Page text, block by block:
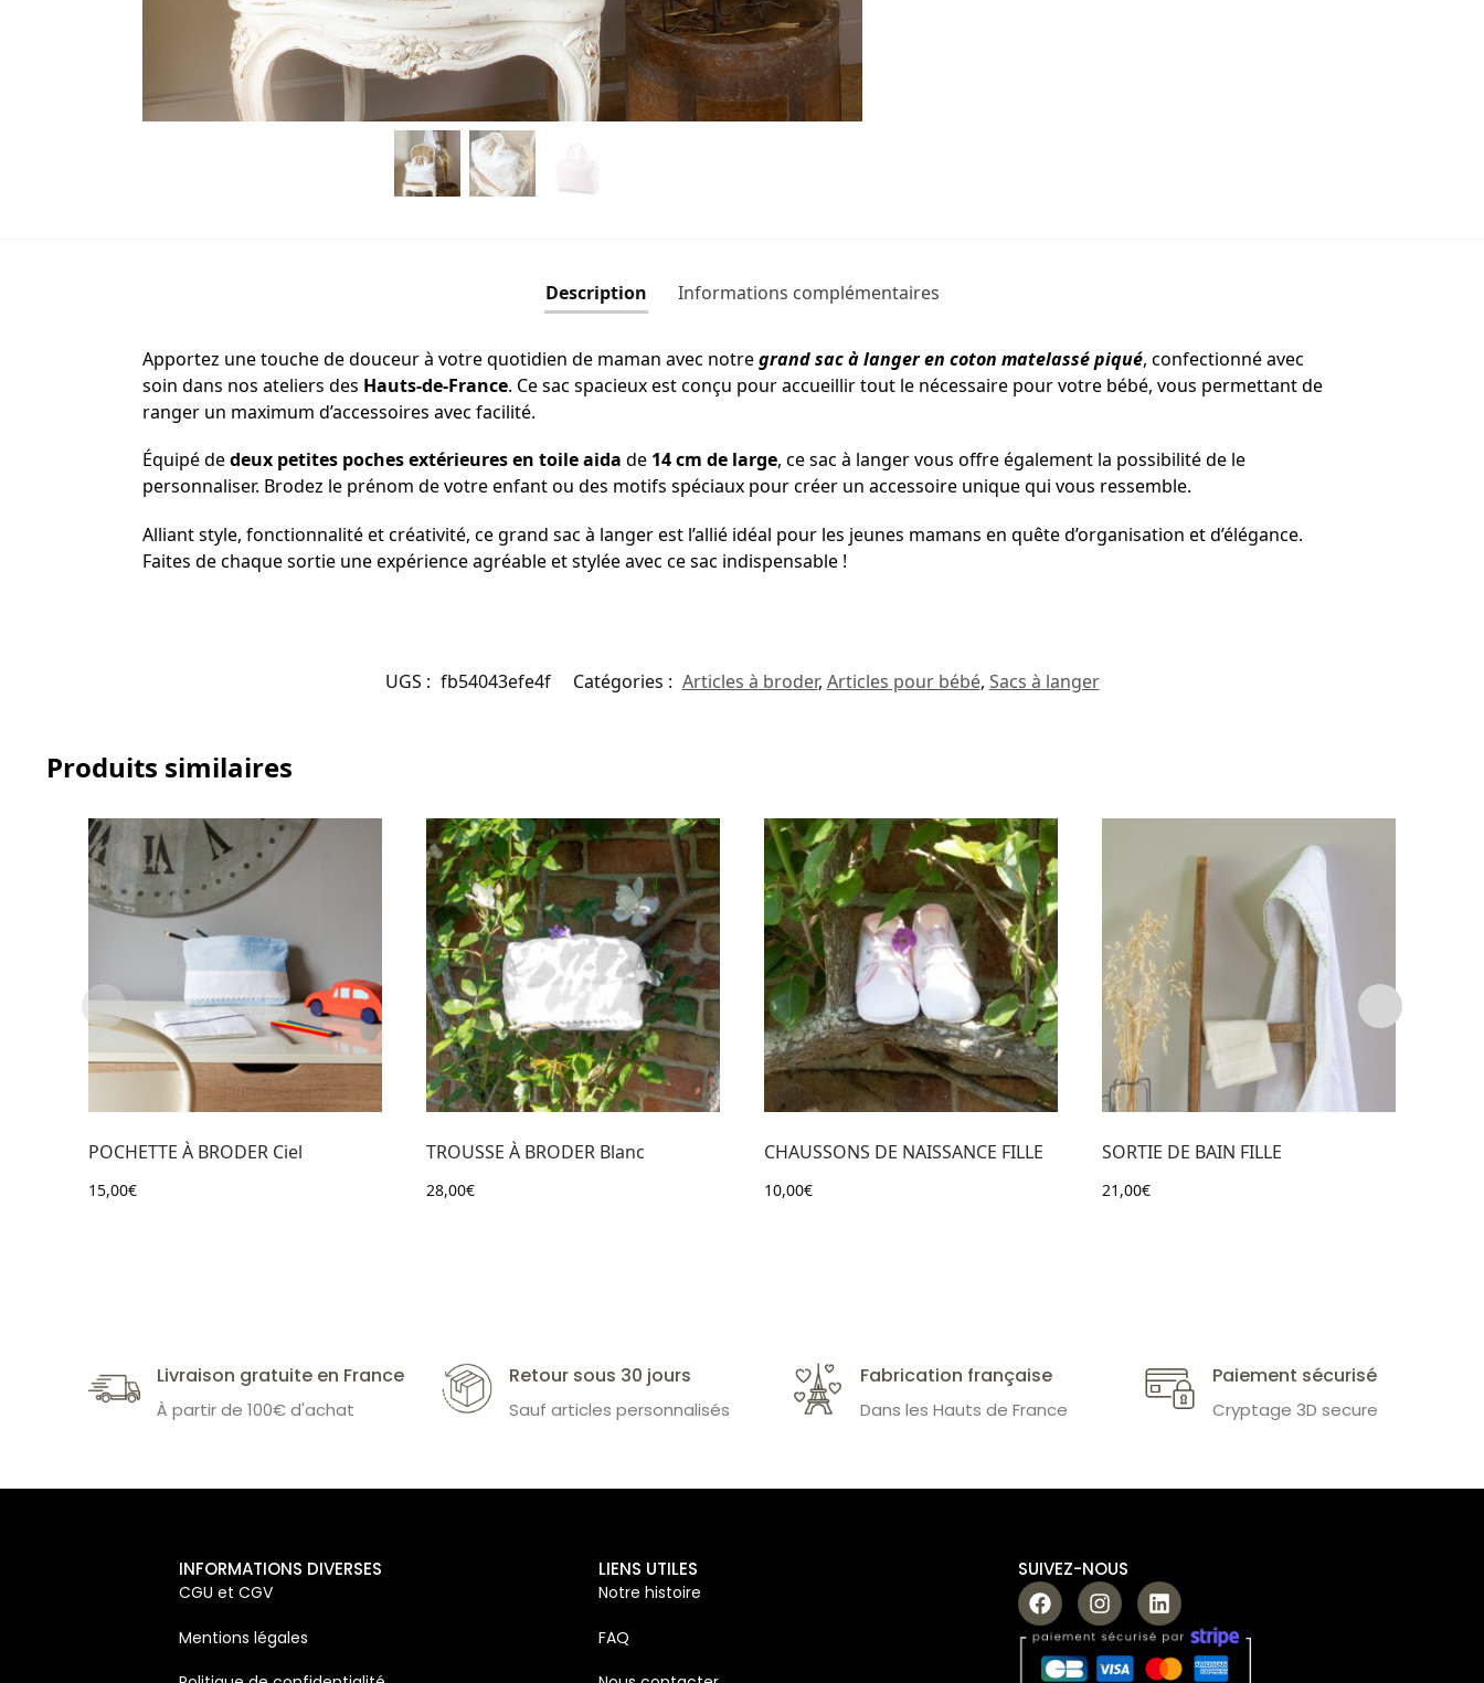
Description Informations complémentaires
Apportez une touche de douceur à votre quotidien de maman avec notregrand sac à langer en coton matelassé piqué, confectionné avec
soin dans nos ateliers des Hauts-de-France. Ce sac spacieux est conçu pour accueillir tout le nécessaire pour votre bébé, vous permettant de
ranger un maximum d’accessoires avec facilité.
Équipé dedeux petites poches extérieures en toile aida de 14 cm de large, ce sac à langer vous offre également la possibilité de le
personnaliser. Brodez le prénom de votre enfant ou des motifs spéciaux pour créer un accessoire unique qui vous ressemble.
Alliant style, fonctionnalité et créativité, ce grand sac à langer est l’allié idéal pour les jeunes mamans en quête d’organisation et d’élégance.
Faites de chaque sortie une expérience agréable et stylée avec ce sac indispensable !
UGS : fb54043efe4f Catégories : Articles à broder, Articles pour bébé, Sacs à langer
Produits similaires
POCHETTE À BRODER Ciel
15,00€
TROUSSE À BRODER Blanc
28,00€
CHAUSSONS DE NAISSANCE FILLE
10,00€
SORTIE DE BAIN FILLE
21,00€
Livraison gratuite en France
À partir de 100€ d'achat
Retour sous 30 jours
Sauf articles personnalisés
Fabrication française
Dans les Hauts de France
Paiement sécurisé
Cryptage 3D secure
INFORMATIONS DIVERSES
CGU et CGV
Mentions légales
LIENS UTILES
Notre histoire
FAQ
SUIVEZ-NOUS